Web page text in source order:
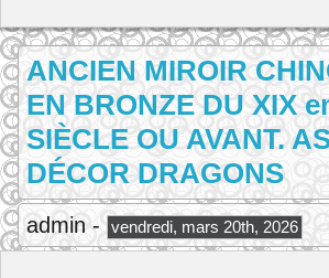
ANCIEN MIROIR
EN BRONZE DU XIX
SIÈCLE OU AVANT.
DÉCOR DRAGONS
admin - vendredi, mars 20th, 2026